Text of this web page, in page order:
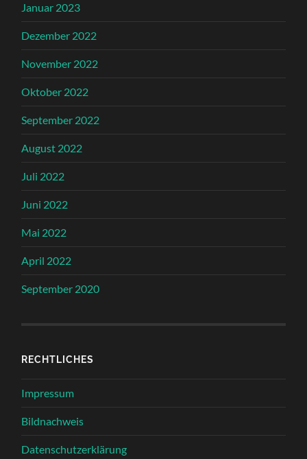
Januar 2023
Dezember 2022
November 2022
Oktober 2022
September 2022
August 2022
Juli 2022
Juni 2022
Mai 2022
April 2022
September 2020
RECHTLICHES
Impressum
Bildnachweis
Datenschutzerklärung